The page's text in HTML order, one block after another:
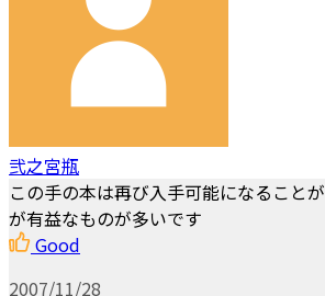
弐之宮瓶
この手の本は再び入手可能になること
が有益なものが多いです
Good
2007/11/28